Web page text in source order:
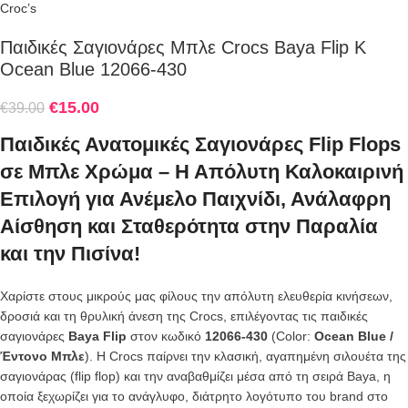
Croc’s
Παιδικές Σαγιονάρες Μπλε Crocs Baya Flip K
Ocean Blue 12066-430
€39.00 €15.00
Παιδικές Ανατομικές Σαγιονάρες Flip Flops
σε Μπλε Χρώμα – Η Απόλυτη Καλοκαιρινή
Επιλογή για Ανέμελο Παιχνίδι, Ανάλαφρη
Αίσθηση και Σταθερότητα στην Παραλία
και την Πισίνα!
Χαρίστε στους μικρούς μας φίλους την απόλυτη ελευθερία κινήσεων,
δροσιά και τη θρυλική άνεση της Crocs, επιλέγοντας τις παιδικές
σαγιονάρες Baya Flip στον κωδικό 12066-430 (Color: Ocean Blue /
Έντονο Μπλε). Η Crocs παίρνει την κλασική, αγαπημένη σιλουέτα της
σαγιονάρας (flip flop) και την αναβαθμίζει μέσα από τη σειρά Baya, η
οποία ξεχωρίζει για το ανάγλυφο, διάτρητο λογότυπο του brand στο